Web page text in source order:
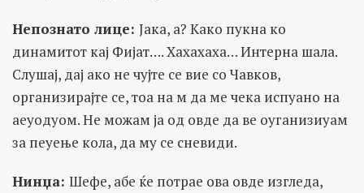
Непознато лице: Јака, а? Како пукна ко
динамитот кај Фијат…. Хахахаха… Интерна шала.
Слушај, дај ако не чујте се вие со Чавков,
организирајте се, тоа на м да ме чека испуано на
аеуодуом. Не можам ја од овде да ве оуганизиуам
за пеуење кола, да му се сневиди.
Нинџа: Шефе, абе ќе потрае ова овде изгледа,